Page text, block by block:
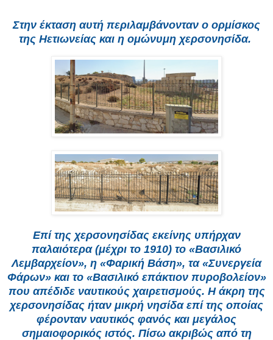
Στην έκταση αυτή περιλαμβάνονταν ο ορμίσκος
της Ηετιωνείας και η ομώνυμη χερσονησίδα.
Επί της χερσονησίδας εκείνης υπήρχαν
παλαιότερα (μέχρι το 1910) το «Βασιλικό
Λεμβαρχείον», η «Φαρική Βάση», τα «Συνεργεία
Φάρων» και το «Βασιλικό επάκτιον πυροβολείον»
που απέδιδε ναυτικούς χαιρετισμούς. Η άκρη της
χερσονησίδας ήταν μικρή νησίδα επί της οποίας
φέρονταν ναυτικός φανός και μεγάλος
σημαιοφορικός ιστός. Πίσω ακριβώς από τη